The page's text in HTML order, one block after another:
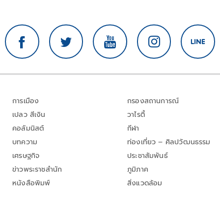
การเมือง
เปลว สีเงิน
คอลัมนิสต์
บทความ
เศรษฐกิจ
ข่าวพระราชสำนัก
หนังสือพิมพ์
กรองสถานการณ์
วาไรตี้
กีฬา
ท่องเที่ยว – ศิลปวัฒนธรรม
ประชาสัมพันธ์
ภูมิภาค
สิ่งแวดล้อม